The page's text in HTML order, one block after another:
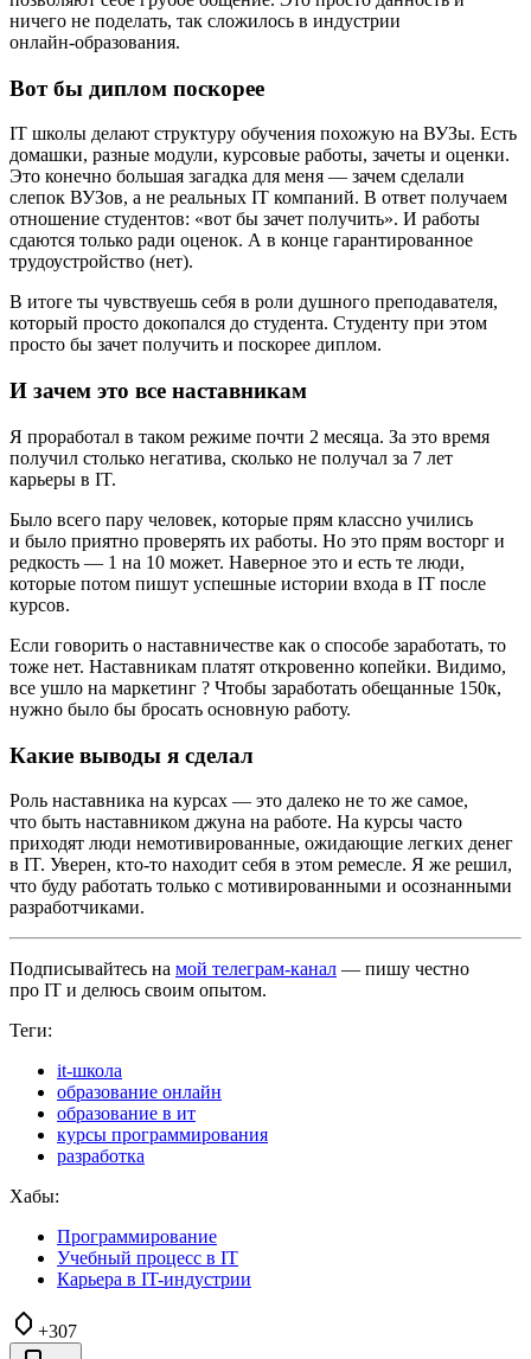
ничего не поделать, так сложилось в индустрии
онлайн‑образования.
Вот бы диплом поскорее
IT школы делают структуру обучения похожую на ВУЗы. Есть
домашки, разные модули, курсовые работы, зачеты и оценки.
Это конечно большая загадка для меня — зачем сделали
слепок ВУЗов, а не реальных IT компаний. В ответ получаем
отношение студентов: «вот бы зачет получить». И работы
сдаются только ради оценок. А в конце гарантированное
трудоустройство (нет).
В итоге ты чувствуешь себя в роли душного преподавателя,
который просто докопался до студента. Студенту при этом
просто бы зачет получить и поскорее диплом.
И зачем это все наставникам
Я проработал в таком режиме почти 2 месяца. За это время
получил столько негатива, сколько не получал за 7 лет
карьеры в IT.
Было всего пару человек, которые прям классно учились
и было приятно проверять их работы. Но это прям восторг и
редкость — 1 на 10 может. Наверное это и есть те люди,
которые потом пишут успешные истории входа в IT после
курсов.
Если говорить о наставничестве как о способе заработать, то
тоже нет. Наставникам платят откровенно копейки. Видимо,
все ушло на маркетинг ? Чтобы заработать обещанные 150к,
нужно было бы бросать основную работу.
Какие выводы я сделал
Роль наставника на курсах — это далеко не то же самое,
что быть наставником джуна на работе. На курсы часто
приходят люди немотивированные, ожидающие легких денег
в IT. Уверен, кто‑то находит себя в этом ремесле. Я же решил,
что буду работать только с мотивированными и осознанными
разработчиками.
Подписывайтесь на мой телеграм-канал — пишу честно
про IT и делюсь своим опытом.
Теги:
it-школа
образование онлайн
образование в ит
курсы программирования
разработка
Хабы:
Программирование
Учебный процесс в IT
Карьера в IT-индустрии
+307